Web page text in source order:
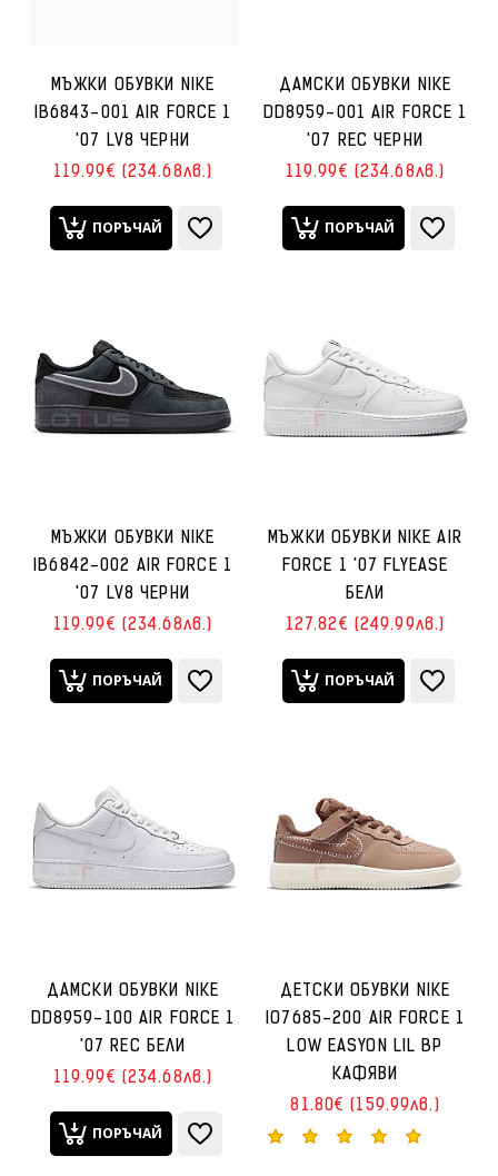
МЪЖКИ ОБУВКИ NIKE
IB6843-001 AIR FORCE 1
'07 LV8 ЧЕРНИ
119.99€ (234.68лв.)
ПОРЪЧАЙ
ДАМСКИ ОБУВКИ NIKE
DD8959-001 AIR FORCE 1
'07 REC ЧЕРНИ
119.99€ (234.68лв.)
ПОРЪЧАЙ
МЪЖКИ ОБУВКИ NIKE
IB6842-002 AIR FORCE 1
'07 LV8 ЧЕРНИ
119.99€ (234.68лв.)
ПОРЪЧАЙ
МЪЖКИ ОБУВКИ NIKE AIR
FORCE 1 '07 FLYEASE
БЕЛИ
127.82€ (249.99лв.)
ПОРЪЧАЙ
ДАМСКИ ОБУВКИ NIKE
DD8959-100 AIR FORCE 1
'07 REC БЕЛИ
119.99€ (234.68лв.)
ПОРЪЧАЙ
ДЕТСКИ ОБУВКИ NIKE
IO7685-200 AIR FORCE 1
LOW EASYON LIL BP
КАФЯВИ
81.80€ (159.99лв.)